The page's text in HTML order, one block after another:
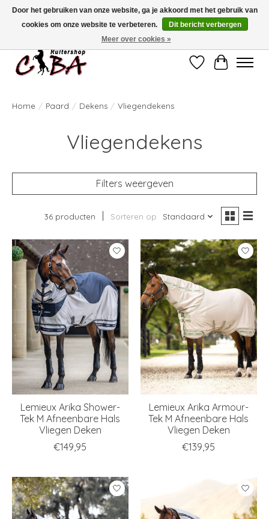
Bij vragen kan u ons contacteren op het nummer 011/60.67.34 ofciba@skynet.be
Ambachtstraat 22 A, 3530 Helchteren
Verlanglijst
Home / Paard / Dekens / Vliegendekens
Vliegendekens
Filters weergeven
36 producten Sorteren op Standaard
Lemieux Arika Shower-
Tek M Afneenbare Hals
Vliegen Deken
€149,95
Lemieux Arika Armour-
Tek M Afneenbare Hals
Vliegen Deken
€139,95
Door het gebruiken van onze website, ga je akkoord met het gebruik van
cookies om onze website te verbeteren.
Dit bericht verbergen
Meer over cookies »